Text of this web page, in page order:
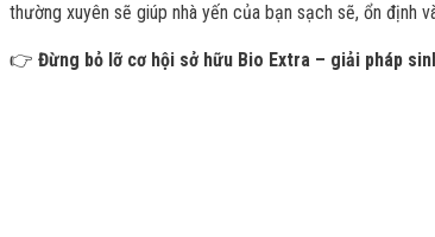
thường xuyên sẽ giúp nhà yến của bạn sạch sẽ, ổn định
👉 Đừng bỏ lỡ cơ hội sở hữu Bio Extra – giải pháp